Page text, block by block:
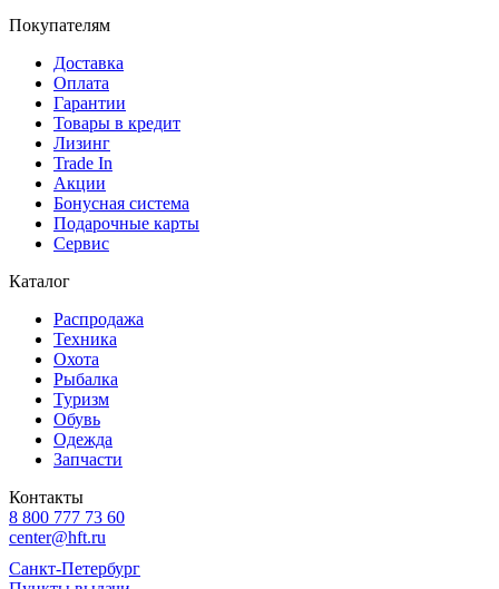
Покупателям
Доставка
Оплата
Гарантии
Товары в кредит
Лизинг
Trade In
Акции
Бонусная система
Подарочные карты
Сервис
Каталог
Распродажа
Техника
Охота
Рыбалка
Туризм
Обувь
Одежда
Запчасти
Контакты
8 800 777 73 60
center@hft.ru
Санкт-Петербург